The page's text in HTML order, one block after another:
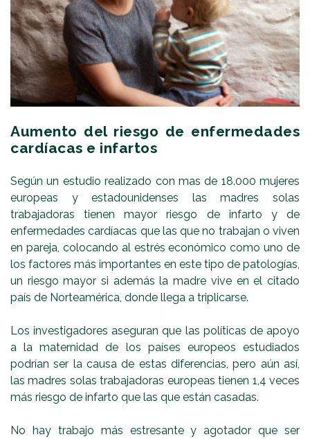
Aumento del riesgo de enfermedades
cardíacas e infartos
Según un estudio realizado con mas de 18.000 mujeres
europeas y estadounidenses las madres solas
trabajadoras tienen mayor riesgo de infarto y de
enfermedades cardíacas que las que no trabajan o viven
en pareja, colocando al estrés económico como uno de
los factores más importantes en este tipo de patologías,
un riesgo mayor si además la madre vive en el citado
país de Norteamérica, donde llega a triplicarse.
Los investigadores aseguran que las políticas de apoyo
a la maternidad de los países europeos estudiados
podrían ser la causa de estas diferencias, pero aún así,
las madres solas trabajadoras europeas tienen 1,4 veces
más riesgo de infarto que las que están casadas.
No hay trabajo más estresante y agotador que ser